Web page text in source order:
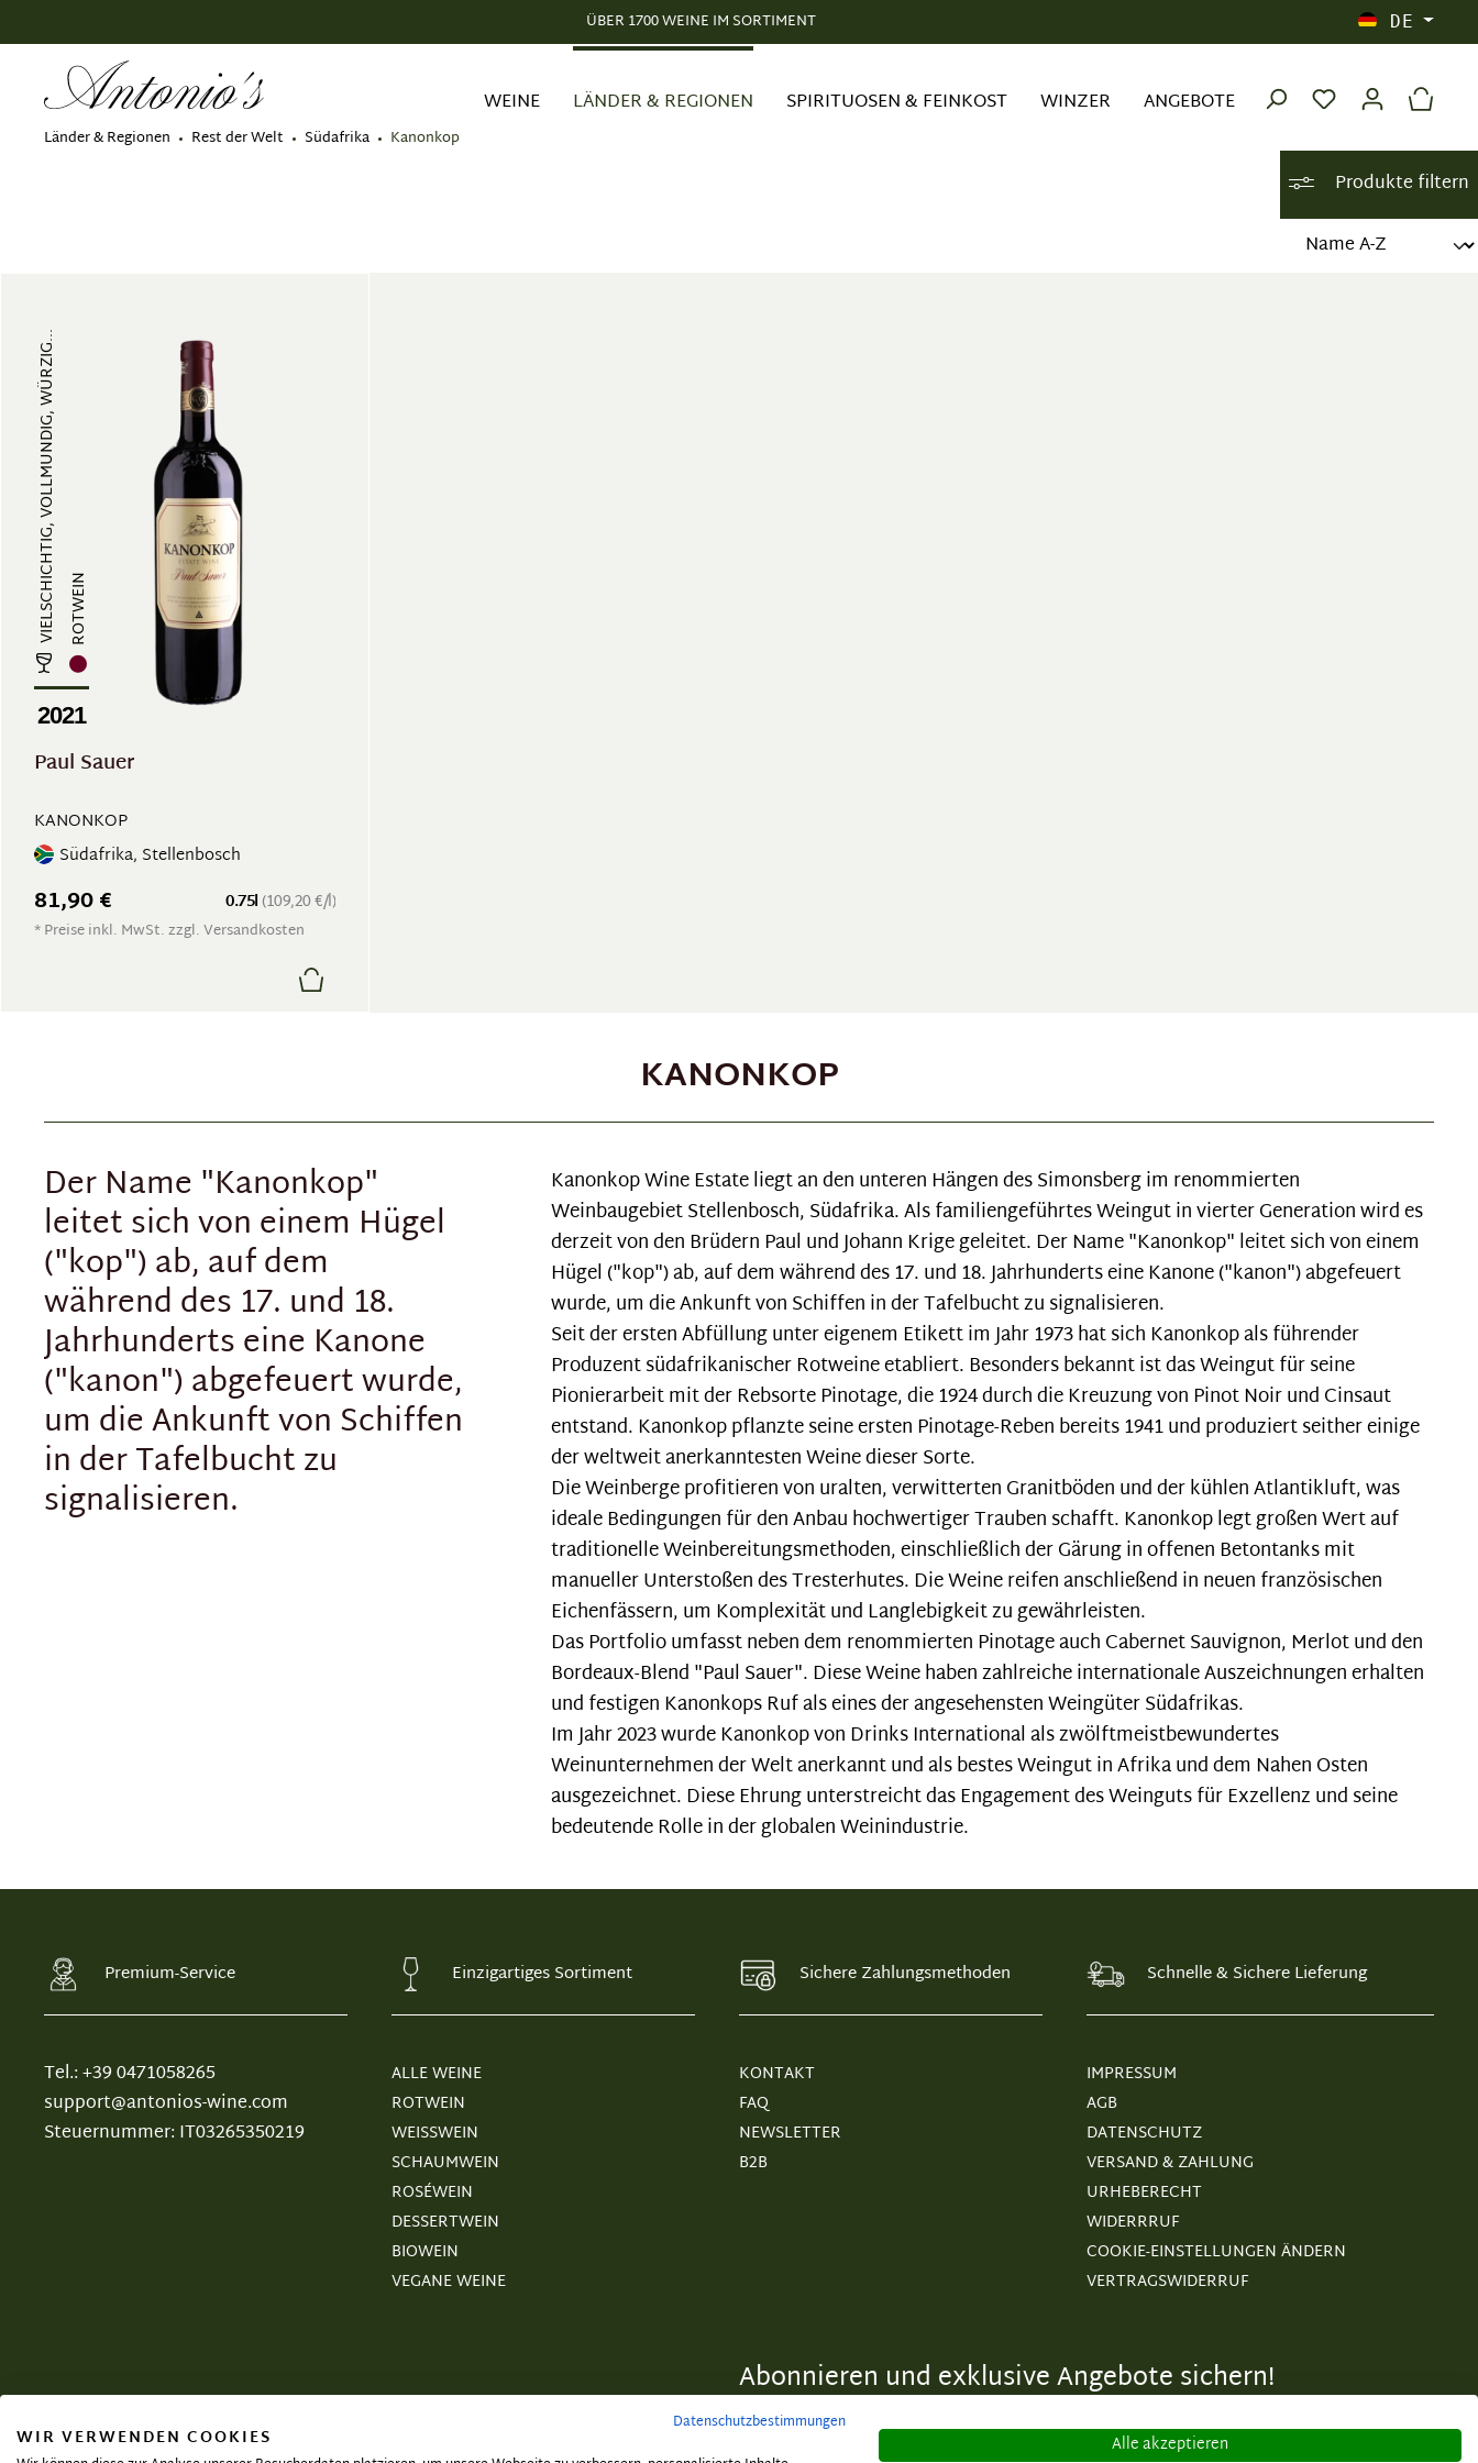
ÜBER 1700 WEINE IM SORTIMENT DE
Länder & Regionen Rest der Welt Südafrika Kanonkop
WEINE LÄNDER & REGIONEN SPIRITUOSEN & FEINKOST WINZER ANGEBOTE
Produkte filtern
VIELSCHICHTIG, VOLLMUNDIG, WÜRZIG... ROTWEIN
2021
Paul Sauer
KANONKOP
Südafrika, Stellenbosch
0.75l (109,20 €/l)
81,90 €
* Preise inkl. MwSt. zzgl. Versandkosten
KANONKOP
Der Name "Kanonkop"
leitet sich von einem Hügel
("kop") ab, auf dem
während des 17. und 18.
Jahrhunderts eine Kanone
("kanon") abgefeuert wurde,
um die Ankunft von Schiffen
in der Tafelbucht zu
signalisieren.
Kanonkop Wine Estate liegt an den unteren Hängen des Simonsberg im renommierten
Weinbaugebiet Stellenbosch, Südafrika. Als familiengeführtes Weingut in vierter Generation wird es
derzeit von den Brüdern Paul und Johann Krige geleitet. Der Name "Kanonkop" leitet sich von einem
Hügel ("kop") ab, auf dem während des 17. und 18. Jahrhunderts eine Kanone ("kanon") abgefeuert
wurde, um die Ankunft von Schiffen in der Tafelbucht zu signalisieren.
Seit der ersten Abfüllung unter eigenem Etikett im Jahr 1973 hat sich Kanonkop als führender
Produzent südafrikanischer Rotweine etabliert. Besonders bekannt ist das Weingut für seine
Pionierarbeit mit der Rebsorte Pinotage, die 1924 durch die Kreuzung von Pinot Noir und Cinsaut
entstand. Kanonkop pflanzte seine ersten Pinotage-Reben bereits 1941 und produziert seither einige
der weltweit anerkanntesten Weine dieser Sorte.
Die Weinberge profitieren von uralten, verwitterten Granitböden und der kühlen Atlantikluft, was
ideale Bedingungen für den Anbau hochwertiger Trauben schafft. Kanonkop legt großen Wert auf
traditionelle Weinbereitungsmethoden, einschließlich der Gärung in offenen Betontanks mit
manueller Unterstoßen des Tresterhutes. Die Weine reifen anschließend in neuen französischen
Eichenfässern, um Komplexität und Langlebigkeit zu gewährleisten.
Das Portfolio umfasst neben dem renommierten Pinotage auch Cabernet Sauvignon, Merlot und den
Bordeaux-Blend "Paul Sauer". Diese Weine haben zahlreiche internationale Auszeichnungen erhalten
und festigen Kanonkops Ruf als eines der angesehensten Weingüter Südafrikas.
Im Jahr 2023 wurde Kanonkop von Drinks International als zwölftmeistbewundertes
Weinunternehmen der Welt anerkannt und als bestes Weingut in Afrika und dem Nahen Osten
ausgezeichnet. Diese Ehrung unterstreicht das Engagement des Weinguts für Exzellenz und seine
bedeutende Rolle in der globalen Weinindustrie.
Premium-Service Einzigartiges Sortiment Sichere Zahlungsmethoden Schnelle & Sichere Lieferung
Tel.: +39 0471058265
support@antonios-wine.com
Steuernummer: IT03265350219
ALLE WEINE
ROTWEIN
WEISSWEIN
SCHAUMWEIN
ROSÉWEIN
DESSERTWEIN
BIOWEIN
VEGANE WEINE
KONTAKT
FAQ
NEWSLETTER
B2B
IMPRESSUM
AGB
DATENSCHUTZ
VERSAND & ZAHLUNG
URHEBERECHT
WIDERRRUF
COOKIE-EINSTELLUNGEN ÄNDERN
VERTRAGSWIDERRUF
Abonnieren und exklusive Angebote sichern!
Datenschutzbestimmungen
WIR VERWENDEN COOKIES Alle akzeptieren